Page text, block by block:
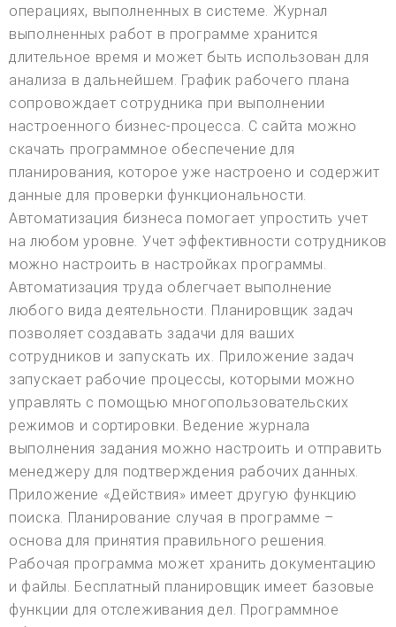
операциях, выполненных в системе. Журнал
выполненных работ в программе хранится
длительное время и может быть использован для
анализа в дальнейшем. График рабочего плана
сопровождает сотрудника при выполнении
настроенного бизнес-процесса. С сайта можно
скачать программное обеспечение для
планирования, которое уже настроено и содержит
данные для проверки функциональности.
Автоматизация бизнеса помогает упростить учет
на любом уровне. Учет эффективности сотрудников
можно настроить в настройках программы.
Автоматизация труда облегчает выполнение
любого вида деятельности. Планировщик задач
позволяет создавать задачи для ваших
сотрудников и запускать их. Приложение задач
запускает рабочие процессы, которыми можно
управлять с помощью многопользовательских
режимов и сортировки. Ведение журнала
выполнения задания можно настроить и отправить
менеджеру для подтверждения рабочих данных.
Приложение «Действия» имеет другую функцию
поиска. Планирование случая в программе –
основа для принятия правильного решения.
Рабочая программа может хранить документацию
и файлы. Бесплатный планировщик имеет базовые
функции для отслеживания дел. Программное